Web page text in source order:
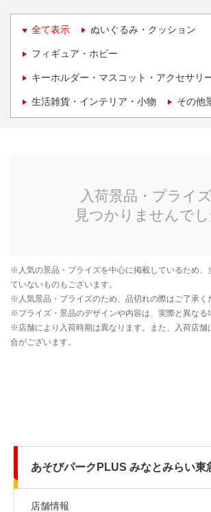
全て表示 ぬいぐるみ・クッション
フィギュア・ホビー
キーホルダー・マスコット・アクセサリ
生活雑貨・インテリア・小物 その他
あそびパークPLUS みなとみらい東
店舗情報